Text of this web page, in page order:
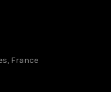
France